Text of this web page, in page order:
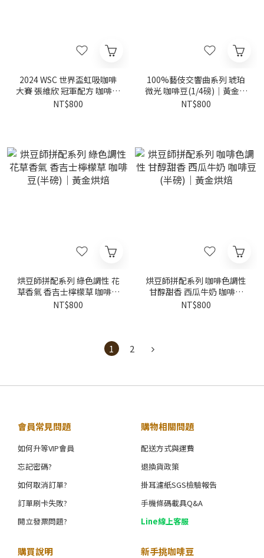
2024 WSC 世界盃虹吸咖啡
大賽 張維欣 冠軍配方 咖啡豆
(半磅)｜黃金烘焙
NT$800
100%藝伎交響曲系列 琥珀
微光 咖啡豆(1/4磅)｜黃金烘
焙
NT$800
烘豆師拼配系列 綠色調性 花
草香氣 香吉士檸檬草 咖啡豆
(半磅)｜黃金烘焙
NT$800
烘豆師拼配系列 咖啡色調性
甘醇甜香 西瓜牛奶 咖啡豆
(半磅)｜黃金烘焙
NT$800
1 2
會員常見問題
如何升等VIP會員
忘記密碼?
如何取消訂單?
訂單刷卡失敗?
開立發票問題?
購物相關問題
配送方式與運費
退換貨政策
掛耳濾紙SGS檢驗報告
手機條碼載具Q&A
Line線上客服
購買說明 新手挑咖啡豆